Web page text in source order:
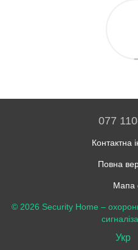
077
Контактна
Повна
Мапа
© 2026 Security Home –
Укр